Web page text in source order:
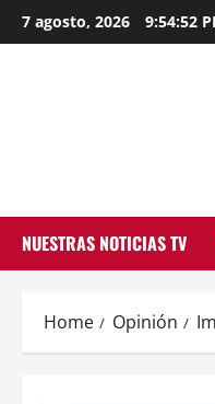
Skip
to
7 agosto, 2026 9:54:53
NUESTRAS NOTICIAS TV
Home Opinión